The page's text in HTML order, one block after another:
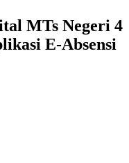
MTs Negeri 4
E-Absensi